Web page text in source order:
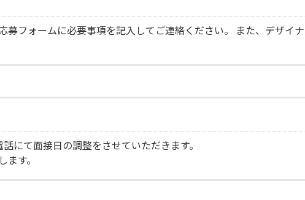
募フォームに必要事項を記入してご連絡ください。 また、デザイ
にて面接日の調整をさせていただきます。
す。